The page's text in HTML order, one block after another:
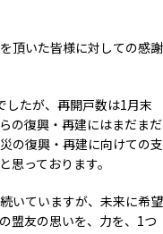
頂いた皆様に対しての感謝
したが、再開戸数は1月末
の復興・再建にはまだまだ
の復興・再建に向けての支
っております。
いていますが、未来に希望
盟友の思いを、力を、1つ